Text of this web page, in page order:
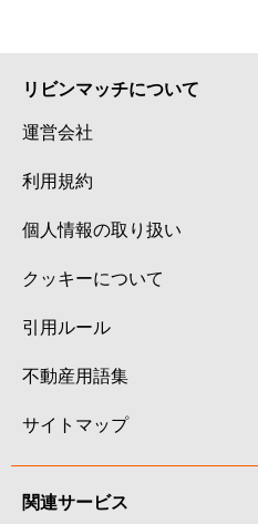
リビンマッチについて
運営会社
利用規約
個人情報の取り扱い
クッキーについて
引用ルール
不動産用語集
サイトマップ
関連サービス